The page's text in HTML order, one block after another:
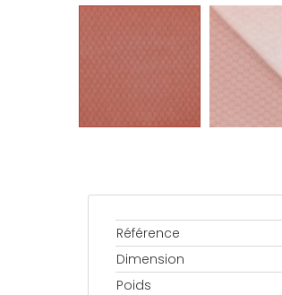
Référence
Dimension
Poids